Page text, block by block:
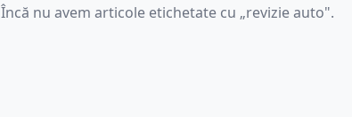
Încă nu avem articole etichetate cu „revizie auto".